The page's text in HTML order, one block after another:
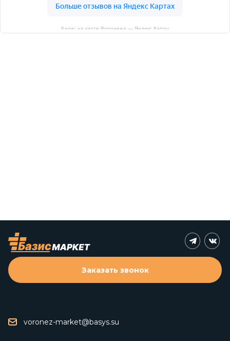
Базис на карте Воронежа — Яндекс Карты
voronez-market@basys.su
Заказать звонок